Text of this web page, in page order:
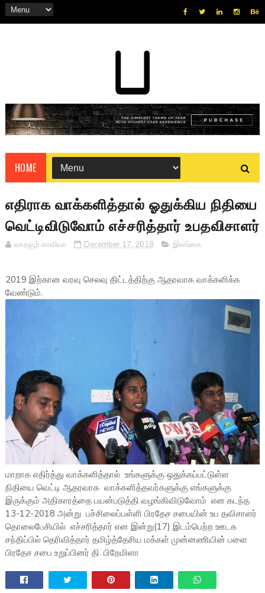
HOME
எதிராக வாக்களித்தால் ஓதுக்கிய நிதியை
வெட்டிவிடுவோம் எச்சரித்தார் உபதவிசாளர்
வாதவூர் காவியா December 17, 2018 இலங்கை
2019 இற்கான வரவு செலவு திட்டத்திற்கு ஆதரவாக வாக்களிக்க
வேண்டும்.
மாறாக எதிர்த்து வாக்களித்தால் உங்களுக்கு ஒதுக்கப்பட்டுள்ள
நிதியை வெட்டி ஆதரவாக வாக்களித்தவர்களுக்கு எங்களுக்கு
இருக்கும் அதிகாரத்தை பயன்படுத்தி வழங்கிவிடுவோம் என கடந்த
13-12-2018 அன்று பச்சிலைப்பள்ளி பிரதேச சபையின் உப தவிசாளர்
தொலைபேசியில் எச்சரித்தார் என இன்று(17) இடம்பெற்ற ஊடக
சந்திப்பில் தெரிவித்தார் தமிழ்த்தேசிய மக்கள் முன்னணியின் பளை
பிரதேச சபை உறுப்பினர் தி. பிறேமிளா